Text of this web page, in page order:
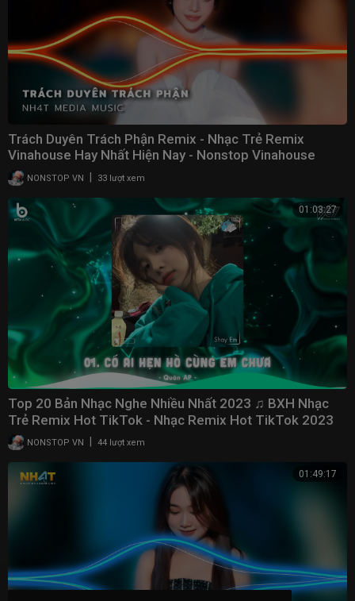
Trách Duyên Trách Phận Remix - Nhạc Trẻ Remix
Vinahouse Hay Nhất Hiện Nay - Nonstop Vinahouse
2023NONSTOP VN 33 lượt xem
01:03:27
Top 20 Bản Nhạc Nghe Nhiều Nhất 2023 ♫ BXH Nhạc
Trẻ Remix Hot TikTok - Nhạc Remix Hot TikTok 2023
NONSTOP VN 44 lượt xem
01:49:17